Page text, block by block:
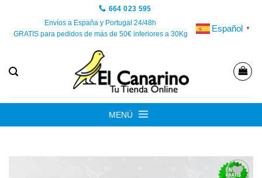
contenido
664 023 595
Envíos a España y Portugal 24/48h
GRATIS para pedidos de más de 50€ inferiores a 30Kg
Español ▼
MENÚ